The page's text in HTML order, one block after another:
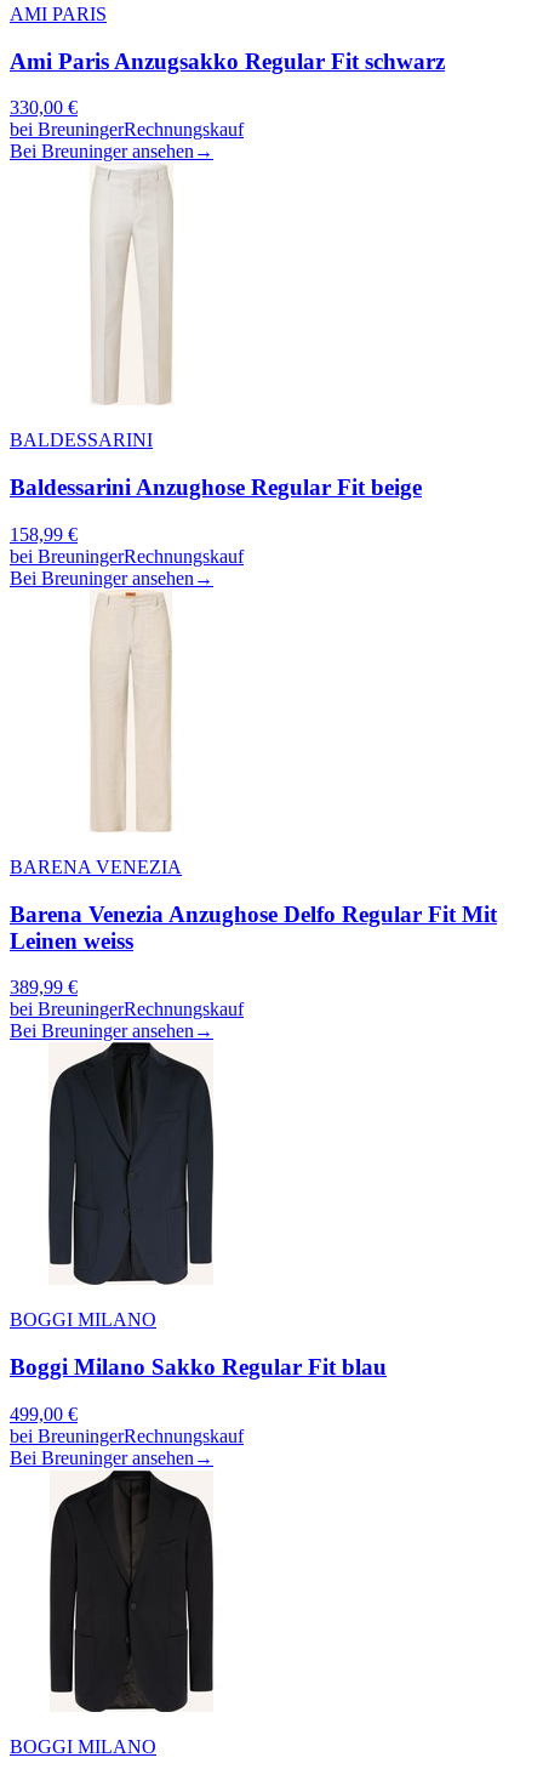
AMI PARIS
Ami Paris Anzugsakko Regular Fit schwarz
330,00 €
bei BreuningerRechnungskauf
Bei Breuninger ansehen→
BALDESSARINI
Baldessarini Anzughose Regular Fit beige
158,99 €
bei BreuningerRechnungskauf
Bei Breuninger ansehen →
BARENA VENEZIA
Barena Venezia Anzughose Delfo Regular Fit Mit
Leinen weiss
389,99 €
bei BreuningerRechnungskauf
Bei Breuninger ansehen →
BOGGI MILANO
Boggi Milano Sakko Regular Fit blau
499,00 €
bei BreuningerRechnungskauf
Bei Breuninger ansehen →
BOGGI MILANO